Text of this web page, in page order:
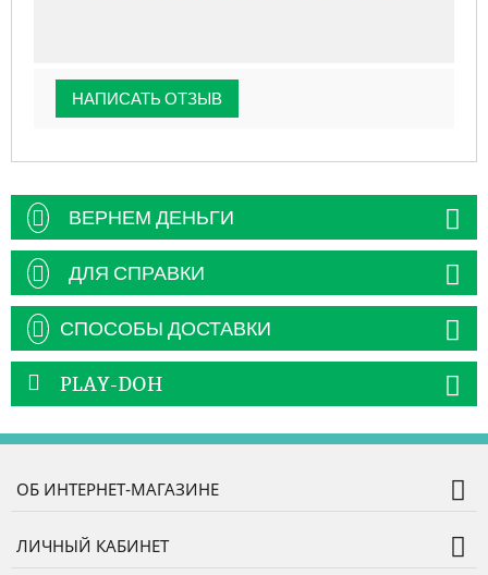
НАПИСАТЬ ОТЗЫВ
ВЕРНЕМ ДЕНЬГИ
ДЛЯ СПРАВКИ
СПОСОБЫ ДОСТАВКИ
PLAY-DOH
ОБ ИНТЕРНЕТ-МАГАЗИНЕ
ЛИЧНЫЙ КАБИНЕТ